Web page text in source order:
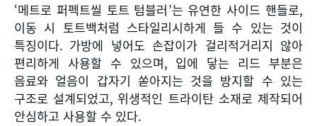
‘메트로 퍼펙트씰 토트 텀블러’는 유연한 사이드 핸들로,
이동 시 토트백처럼 스타일리시하게 들 수 있는 것이
특징이다. 가방에 넣어도 손잡이가 걸리적거리지 않아
편리하게 사용할 수 있으며, 입에 닿는 리드 부분은
음료와 얼음이 갑자기 쏟아지는 것을 방지할 수 있는
구조로 설계되었고, 위생적인 트라이탄 소재로 제작되어
안심하고 사용할 수 있다.